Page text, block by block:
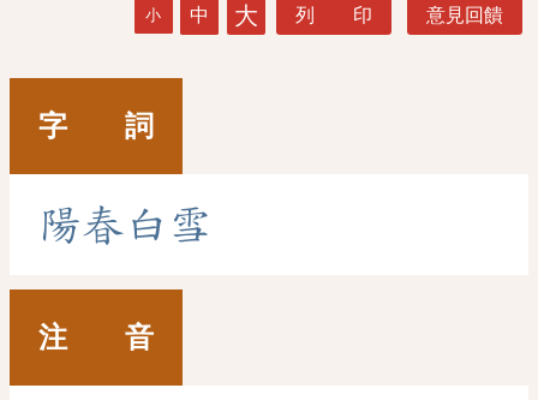
小 中 大 列 印 意見回饋
字 詞
陽春白 雪
注 音